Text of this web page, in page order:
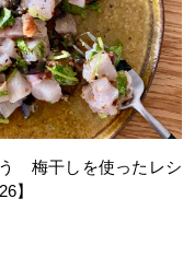
梅干しを使ったレシ
】